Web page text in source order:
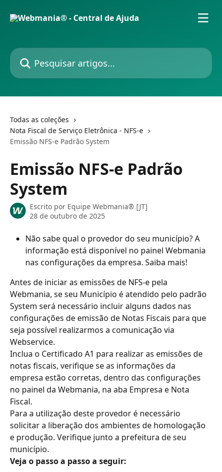
Pesquisar artigos...
Todas as coleções
Nota Fiscal de Serviço Eletrônica - NFS-e
Emissão NFS-e Padrão System
Emissão NFS-e Padrão
System
Escrito por Equipe Webmania® [JT]
28 de outubro de 2025
Não sabe qual o provedor do seu município? A
informação está disponível no painel Webmania
nas configurações da empresa. Saiba mais!
Antes de iniciar as emissões de NFS-e pela
Webmania, se seu Município é atendido pelo padrão
System será necessário incluir alguns dados nas
configurações de emissão de Notas Fiscais para que
seja possível realizarmos a comunicação via
Webservice.
Inclua o Certificado A1 para realizar as emissões de
notas fiscais, verifique se as informações da
empresa estão corretas, dentro das configurações
no painel da Webmania, na aba Empresa e Nota
Fiscal.
Para a utilização deste provedor é necessário
solicitar a liberação dos ambientes de homologação
e produção. Verifique junto a prefeitura de seu
município.
Veja o passo a passo a seguir: